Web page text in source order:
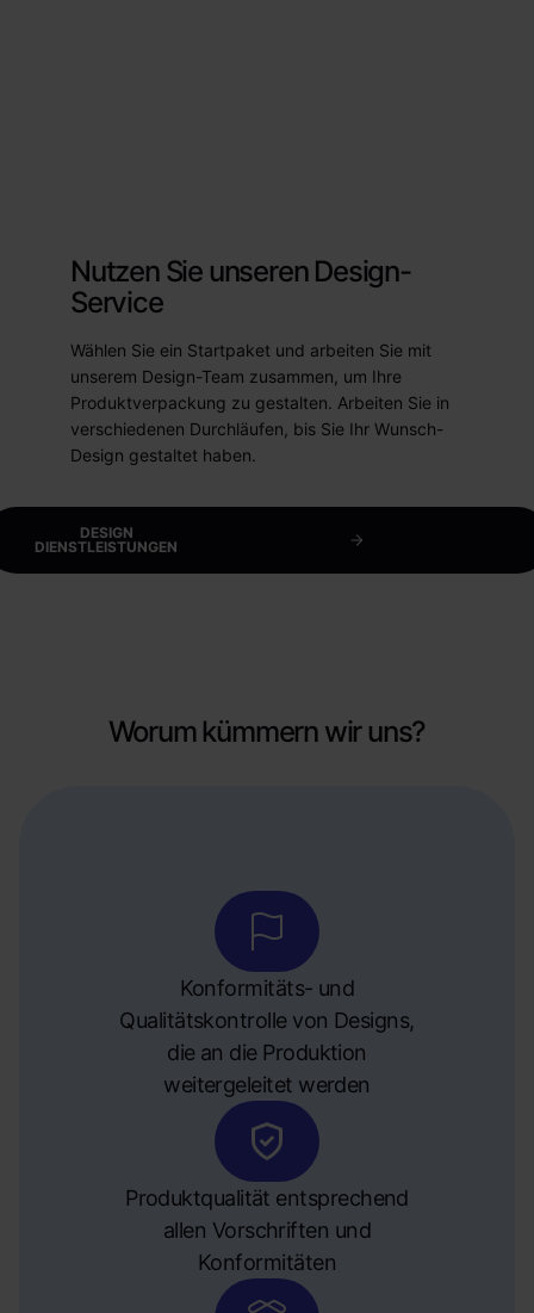
Nutzen Sie unseren Design-
Service
Wählen Sie ein Startpaket und arbeiten Sie mit
unserem Design-Team zusammen, um Ihre
Produktverpackung zu gestalten. Arbeiten Sie in
verschiedenen Durchläufen, bis Sie Ihr Wunsch-
Design gestaltet haben.
DESIGN
DIENSTLEISTUNGEN
Worum kümmern wir uns?
Konformitäts- und
Qualitätskontrolle von Designs,
die an die Produktion
weitergeleitet werden
Produktqualität entsprechend
allen Vorschriften und
Konformitäten